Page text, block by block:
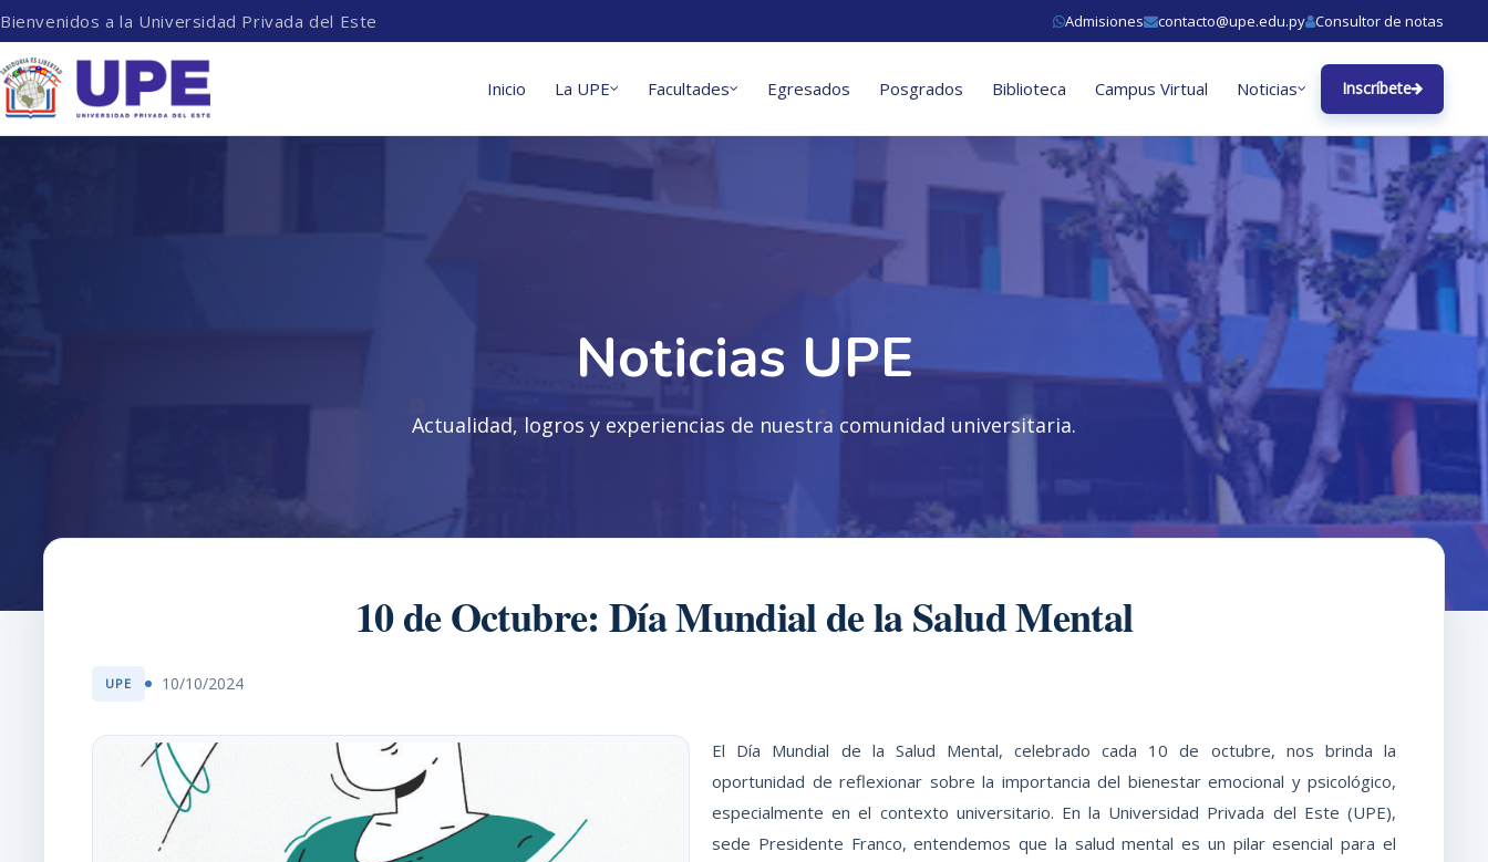
Bienvenidos a la Universidad Privada del Este Admisiones contacto@upe.edu.py Consultor de notas
Inicio La UPE Facultades Egresados Posgrados Biblioteca Campus Virtual Noticias Inscríbete
Noticias UPE
Actualidad, logros y experiencias de nuestra comunidad universitaria.
10 de Octubre: Día Mundial de la Salud Mental
UPE 10/10/2024
El Día Mundial de la Salud Mental, celebrado cada 10 de octubre, nos brinda la
oportunidad de reflexionar sobre la importancia del bienestar emocional y psicológico,
especialmente en el contexto universitario. En la Universidad Privada del Este (UPE),
sede Presidente Franco, entendemos que la salud mental es un pilar esencial para el